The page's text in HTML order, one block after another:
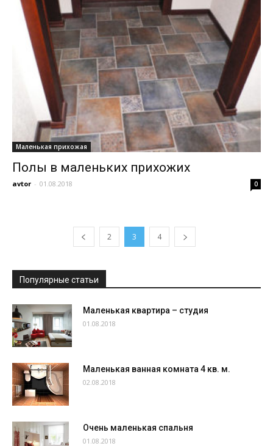
Маленькая прихожая
Полы в маленьких прихожих
avtor - 01.08.2018 0
2 3 4
Популярные статьи
Маленькая квартира – студия
01.08.2018
Маленькая ванная комната 4 кв. м.
02.08.2018
Очень маленькая спальня
01.08.2018